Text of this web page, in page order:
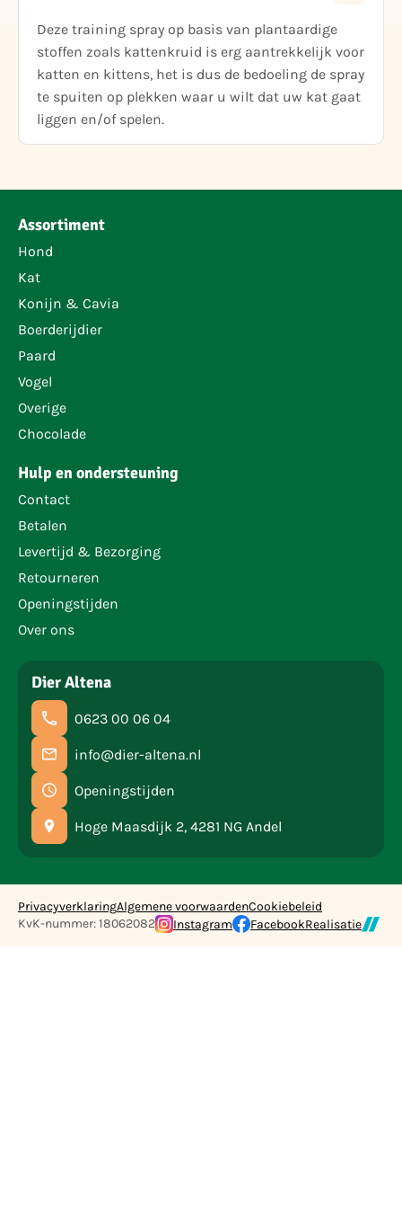
Deze training spray op basis van plantaardige
stoffen zoals kattenkruid is erg aantrekkelijk voor
katten en kittens, het is dus de bedoeling de spray
te spuiten op plekken waar u wilt dat uw kat gaat
liggen en/of spelen.
Assortiment
Hond
Kat
Konijn & Cavia
Boerderijdier
Paard
Vogel
Overige
Chocolade
Hulp en ondersteuning
Contact
Betalen
Levertijd & Bezorging
Retourneren
Openingstijden
Over ons
Dier Altena
0623 00 06 04
info@dier-altena.nl
Openingstijden
Hoge Maasdijk 2, 4281 NG Andel
PrivacyverklaringAlgemene voorwaardenCookiebeleid
KvK-nummer: 18062082
Instagram FacebookRealisatie